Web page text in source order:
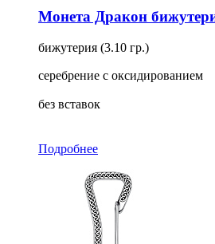
Монета Дракон
бижутерия (3.10 гр.)
серебрение с оксидированием
без вставок
Подробнее